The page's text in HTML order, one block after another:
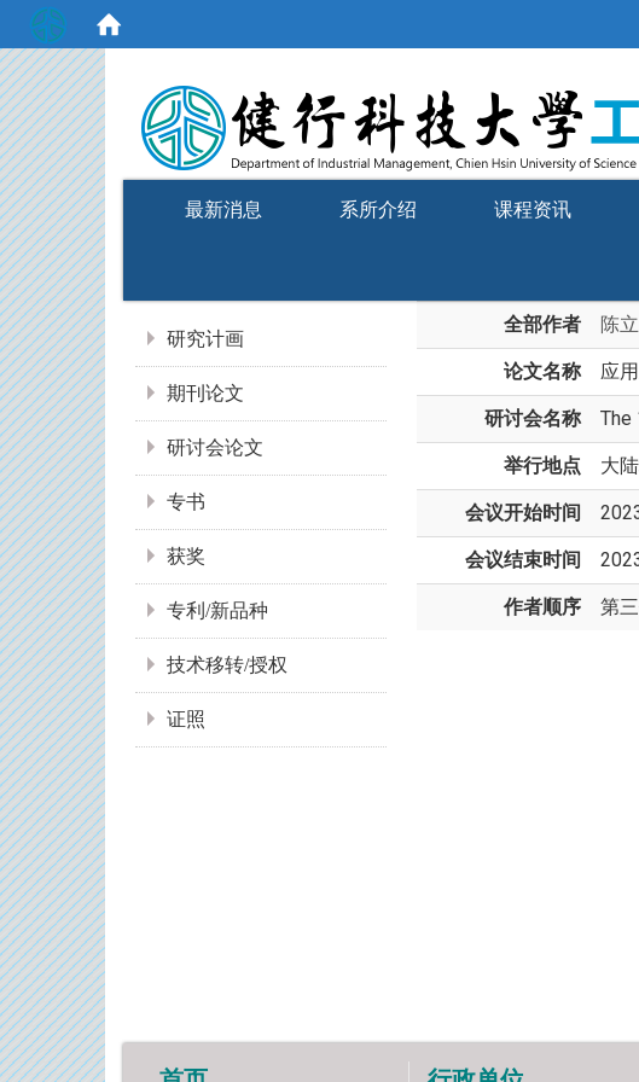
最新消息 系所介绍 课程资讯
研究计画
期刊论文
研讨会论文
专书
获奖
专利/新品种
技术移转/授权
证照
全部作者 陈
论文名称 应
研讨会名称 The
举行地点 大
会议开始时间
会议结束时间
作者顺序 第